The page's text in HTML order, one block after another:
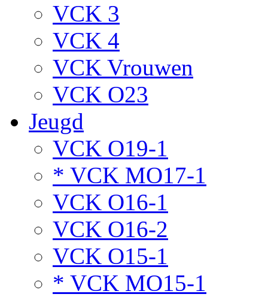
VCK 3
VCK 4
VCK Vrouwen
VCK O23
Jeugd
VCK O19-1
* VCK MO17-1
VCK O16-1
VCK O16-2
VCK O15-1
* VCK MO15-1